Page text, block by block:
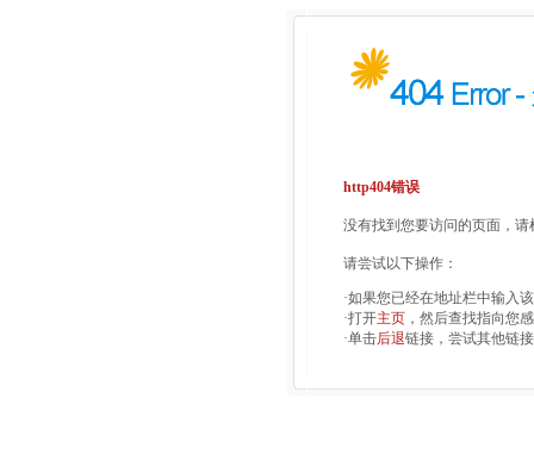
http404错误
没有找到您要访问的页面，
请尝试以下操作：
·如果您已经在地址栏中输入
·打开主页 ，然后查找指向您
·单击后退链接，尝试其他链